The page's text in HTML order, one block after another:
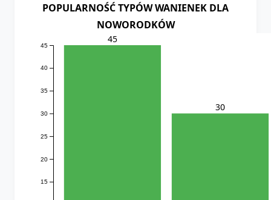
POPULARNOŚĆ TYPÓW WANIENEK DLA
NOWORODKÓW
15
20
25
30
35
40
45
45
30